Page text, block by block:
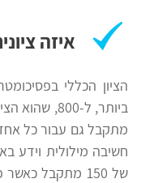
מבחנים
כלים
לתלמידים
קבלה
לאקדמיה
הכנה
לצה"ל
איזה
ביותר, ל-
מתקבל גם עבור כל
של 150 מתקבל